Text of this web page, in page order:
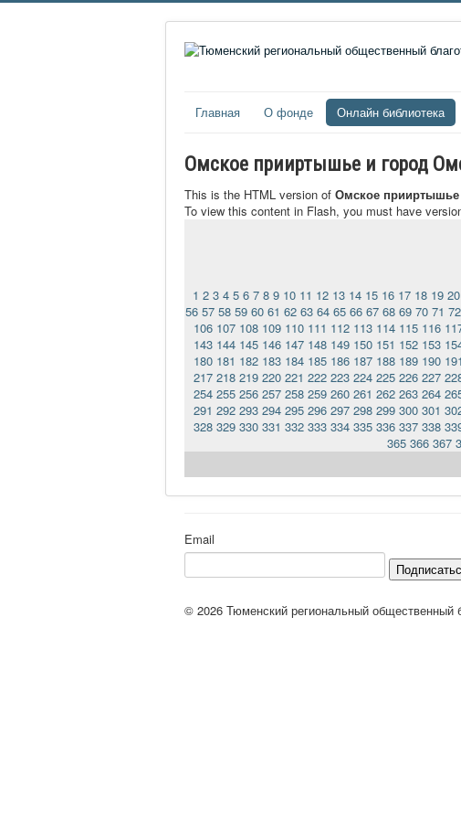
Главная О фонде Онлайн библиотека
Омское прииртышье и город
This is the HTML version of Омское прииртышье
To view this content in Flash, you must have
1 2 3 4 5 6 7 8 9 10 11 12 13 14 15 16 17 18 19 20
56 57 58 59 60 61 62 63 64 65 66 67 68 69 70 71 72
106 107 108 109 110 111 112 113 114 115 116
143 144 145 146 147 148 149 150 151 152 153
180 181 182 183 184 185 186 187 188 189 190 191
217 218 219 220 221 222 223 224 225 226 227
254 255 256 257 258 259 260 261 262 263 264
291 292 293 294 295 296 297 298 299 300 301
328 329 330 331 332 333 334 335 336 337 338
365 366 367
Email
© 2026 Тюменский региональный общественный